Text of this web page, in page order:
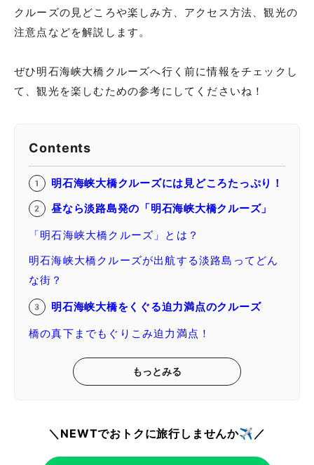
クルーズの見どころや楽しみ方、アクセス方法、観光の
注意点などを解説します。
ぜひ明石海峡大橋クルーズへ行く前に情報をチェックし
て、観光を楽しむための参考にしてくださいね！
Contents
明石海峡大橋クルーズには見どころたっぷり！
昼なら淡路島発の「明石海峡大橋クルーズ」
「明石海峡大橋クルーズ」とは？
明石海峡大橋クルーズが出航する淡路島ってどん
な街？
明石海峡大橋をくぐる迫力満点のクルーズ
橋の真下までもぐりこみ迫力満点！
もっとみる
＼NEWTでおトクに旅行しませんか✈️／